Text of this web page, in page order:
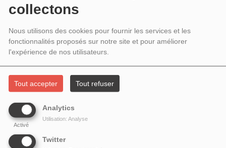
collectons
Nous utilisons des cookies pour fournir les services et les
fonctionnalités proposés sur notre site et pour améliorer
l'expérience de nos utilisateurs.
Tout accepter Tout refuser
Analytics
Activé
Utilisation: Analyse
Twitter
RESPONSABILITÉS EUROPÉENNES DANS LE SORT DES